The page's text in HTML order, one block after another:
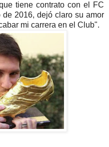
tiene contrato con el FC
2016, dejó claro su amor
mi carrera en el Club".